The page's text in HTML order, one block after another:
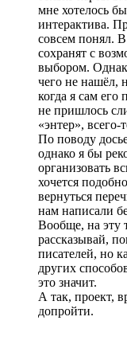
мне хотелось
интерактива.
совсем понял. В
сохранят с
выбором.
чего не нашёл,
когда я сам его
не пришлось
«энтер», всего-
По поводу
однако я бы
организовать
хочется
вернуться
нам написали
Вообще, на эту
рассказывай,
писателей, но
других
это значит.
А так, проект,
допройти.